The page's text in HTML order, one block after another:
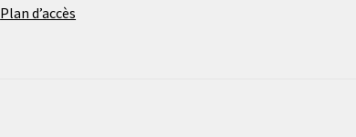
Plan d’accès